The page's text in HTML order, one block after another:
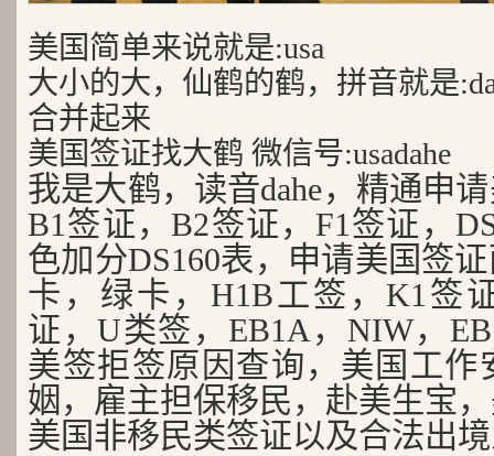
美国简单来说就是:usa
大小的大，仙鹤的鹤，拼音就是
合并起来
美国签证找大鹤 微信号:usadahe
我是大鹤，读音dahe，精通申
B1签证，B2签证，F1签证，
色加分DS160表，申请美国签
卡，绿卡，H1B工签，K1签
证，U类签，EB1A，NIW，
美签拒签原因查询，美国工作
姻，雇主担保移民，赴美生宝
美国非移民类签证以及合法出